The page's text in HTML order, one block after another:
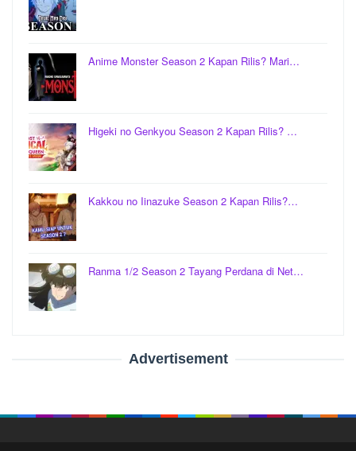
Anime Monster Season 2 Kapan Rilis? Mari…
Higeki no Genkyou Season 2 Kapan Rilis? …
Kakkou no Iinazuke Season 2 Kapan Rilis?…
Ranma 1/2 Season 2 Tayang Perdana di Net…
Advertisement